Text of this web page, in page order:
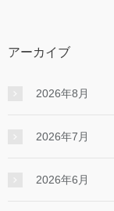
アーカイブ
2026年8月
2026年7月
2026年6月